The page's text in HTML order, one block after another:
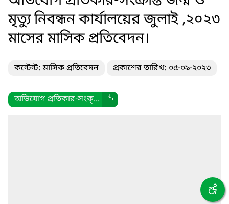
মৃত্যু নিবন্ধন কার্যালয়ের জুলাই ,২০২৩
মাসের মাসিক প্রতিবেদন।
কন্টেন্ট: মাসিক প্রতিবেদন প্রকাশের তারিখ: ০৫-০৯-২০২৩
অভিযোগ প্রতিকার-সংক্...